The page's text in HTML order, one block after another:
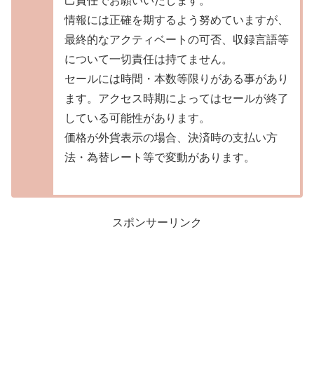
情報には正確を期するよう努めていますが、
最終的なアクティベートの可否、収録言語等
について一切責任は持てません。
セールには時間・本数等限りがある事があり
ます。アクセス時期によってはセールが終了
している可能性があります。
価格が外貨表示の場合、決済時の支払い方
法・為替レート等で変動があります。
スポンサーリンク